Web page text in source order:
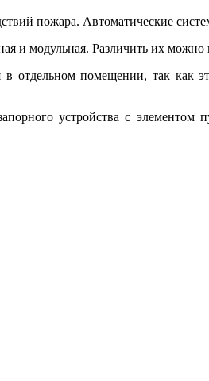
пожара. Автоматические
и модульная. Различить их
отдельном помещении, так как
устройства с